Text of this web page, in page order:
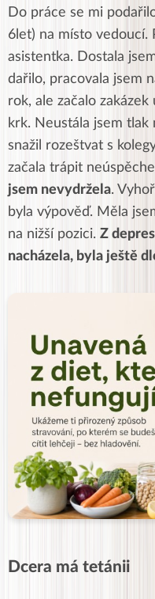
Do práce se mi
6let) na místo vedoucí.
asistentka. Dostala
dařilo, pracovala jsem
rok, ale začalo
krk. Neustála jsem tlak
snažil rozeštvat s
začala trápit
jsem nevydržela.
byla výpověď. Měla
na nižší pozici. Z
nacházela, byla ještě
Dcera má tetánii